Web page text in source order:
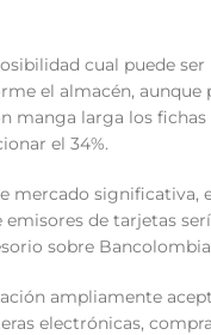
cual puede
el almacén,
manga larga los
el 34%.
mercado significativa,
de tarjetas
sobre
ampliamente
electrónicas,